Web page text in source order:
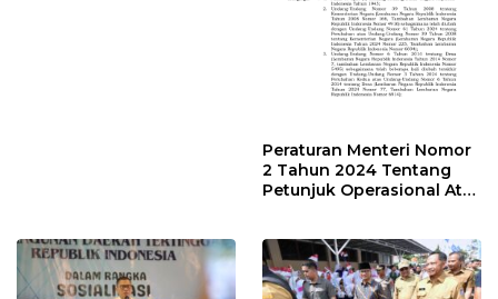
Peraturan Menteri Nomor
2 Tahun 2024 Tentang
Petunjuk Operasional Atas